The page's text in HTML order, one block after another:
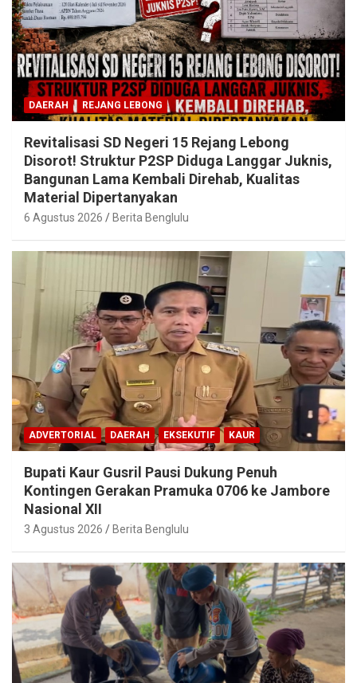
DAERAH REJANG LEBONG
Revitalisasi SD Negeri 15 Rejang Lebong
Disorot! Struktur P2SP Diduga Langgar Juknis,
Bangunan Lama Kembali Direhab, Kualitas
Material Dipertanyakan
6 Agustus 2026 Berita Benglulu
ADVERTORIAL DAERAH EKSEKUTIF KAUR
Bupati Kaur Gusril Pausi Dukung Penuh
Kontingen Gerakan Pramuka 0706 ke Jambore
Nasional XII
3 Agustus 2026 Berita Benglulu